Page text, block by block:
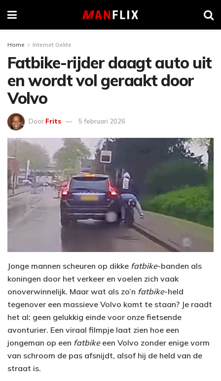
Home Internet Gekte
Fatbike-rijder daagt auto uit
en wordt vol geraakt door
Volvo
Door Frits 5 februari 2026
Jonge mannen scheuren op dikke fatbike-banden als
koningen door het verkeer en voelen zich vaak
onoverwinnelijk. Maar wat als zo’n fatbike-held
tegenover een massieve Volvo komt te staan? Je raadt
het al: geen gelukkig einde voor onze fietsende
avonturier. Een viraal filmpje laat zien hoe een
jongeman op een fatbikeeen Volvo zonder enige vorm
van schroom de pas afsnijdt, alsof hij de held van de
straat is.